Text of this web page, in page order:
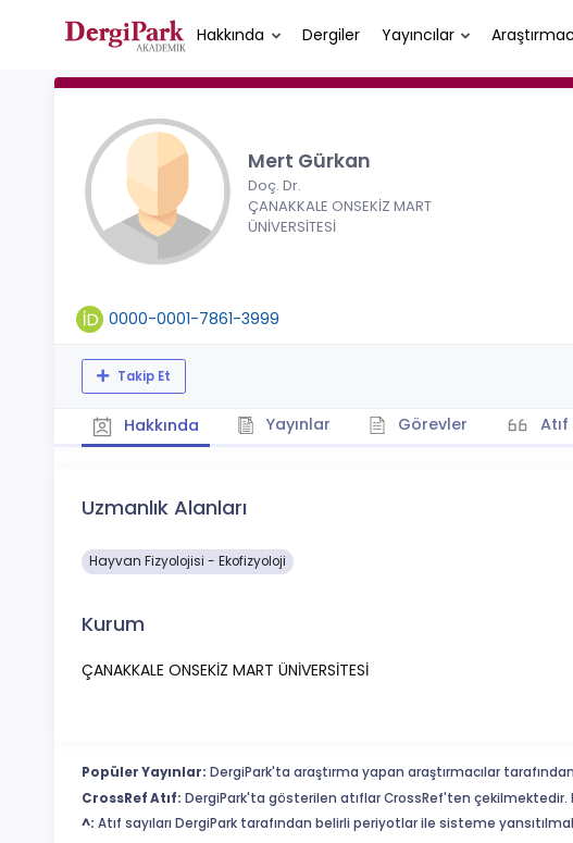
Hakkında Dergiler Yayıncılar
Mert Gürkan
Doç. Dr.
ÇANAKKALE ONSEKİZ MART
ÜNİVERSİTESİ
0000-0001-7861-3999
Takip Et
Hakkında Yayınlar Görevler Atıf
Uzmanlık Alanları
Hayvan Fizyolojisi - Ekofizyoloji
Kurum
ÇANAKKALE ONSEKİZ MART ÜNİVERSİTESİ
Popüler Yayınlar: DergiPark'ta araştırma yapan araştırmacılar
CrossRef Atıf: DergiPark'ta gösterilen atıflar CrossRef'ten çekilmektedir.
^: Atıf sayıları DergiPark tarafından belirli periyotlar ile sisteme